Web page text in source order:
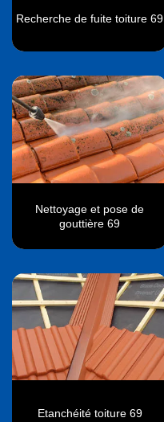
Recherche de fuite toiture 69
Nettoyage et pose de
gouttière 69
Etanchéité toiture 69